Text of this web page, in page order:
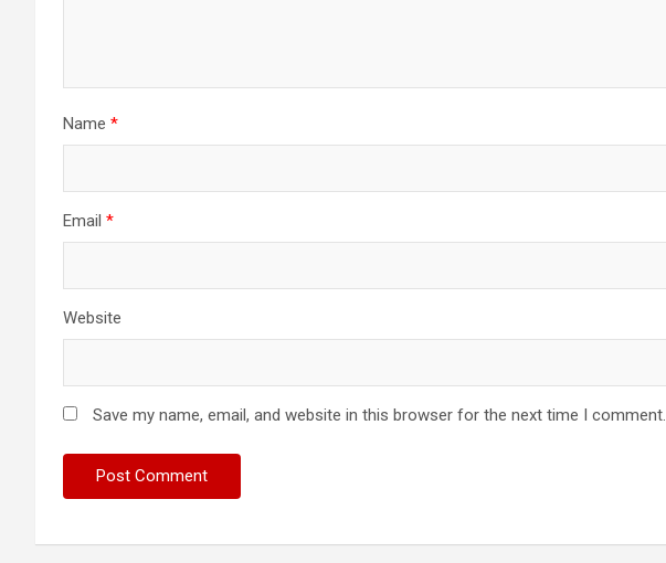
Name *
Email *
Website
Save my name, email, and website in this browser for the next time I comment.